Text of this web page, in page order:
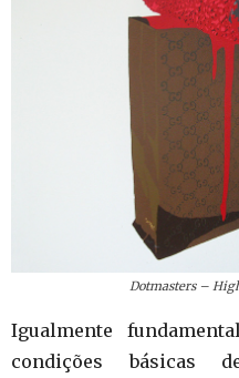
Dotmasters –
Igualmente
condições básicas